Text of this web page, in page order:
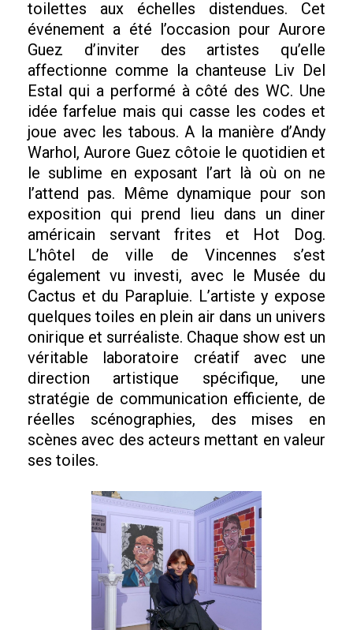
toilettes aux échelles distendues. Cet
événement a été l’occasion pour Aurore
Guez d’inviter des artistes qu’elle
affectionne comme la chanteuse Liv Del
Estal qui a performé à côté des WC. Une
idée farfelue mais qui casse les codes et
joue avec les tabous. A la manière d’Andy
Warhol, Aurore Guez côtoie le quotidien et
le sublime en exposant l’art là où on ne
l’attend pas. Même dynamique pour son
exposition qui prend lieu dans un diner
américain servant frites et Hot Dog.
L’hôtel de ville de Vincennes s’est
également vu investi, avec le Musée du
Cactus et du Parapluie. L’artiste y expose
quelques toiles en plein air dans un univers
onirique et surréaliste. Chaque show est un
véritable laboratoire créatif avec une
direction artistique spécifique, une
stratégie de communication efficiente, de
réelles scénographies, des mises en
scènes avec des acteurs mettant en valeur
ses toiles.